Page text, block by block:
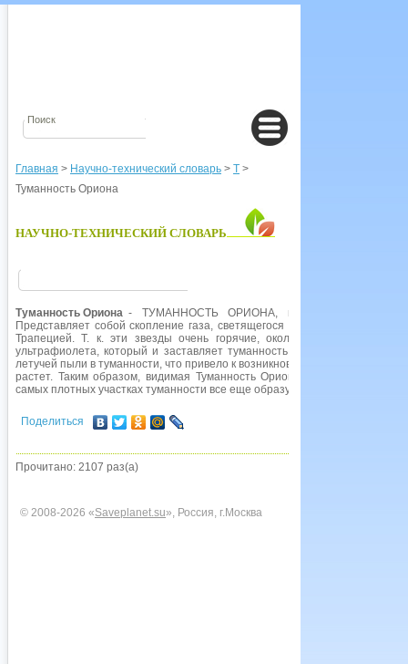
Главная > Научно-технический словарь > Т >
Туманность Ориона
НАУЧНО-ТЕХНИЧЕСКИЙ СЛОВАРЬ
Туманность Ориона - ТУМАННОСТЬ ОРИОНА, газовая
Представляет собой скопление газа, светящегося за счет излучения
Трапецией. Т. к. эти звезды очень горячие, около 50 000 К, они
ультрафиолета, который и заставляет туманность светиться. Звезды
летучей пыли в туманности, что привело к возникновению дыры
растет. Таким образом, видимая Туманность Ориона является лишь
самых плотных участках туманности все еще образуются звезды.
Поделиться
Прочитано: 2107 раз(а)
© 2008-2026 «Saveplanet.su», Россия, г.Москва